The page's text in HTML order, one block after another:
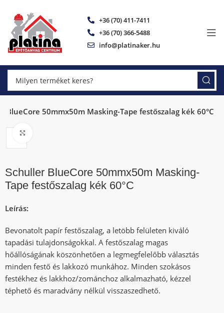
+36 (70) 411-7411
+36 (70) 366-5488
info@platinaker.hu
BlueCore 50mmx50m Masking-Tape festőszalag kék 60°C
Schuller BlueCore 50mmx50m Masking-
Tape festőszalag kék 60°C
Leírás:
Bevonatolt papír festőszalag, a letöbb felületen kiváló
tapadási tulajdonságokkal. A festőszalag magas
hőállóságának köszönhetően a legmegfelelőbb választás
minden festő és lakkozó munkához. Minden szokásos
festékhez és lakkhoz/zománchoz alkalmazható, kézzel
téphető és maradvány nélkül visszaszedhető.